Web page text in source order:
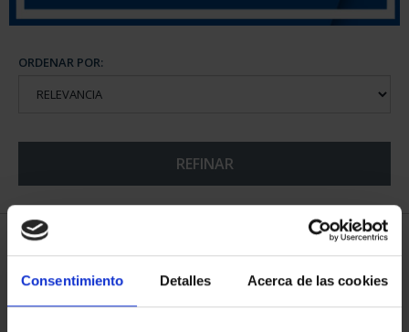
Consentimiento Detalles Acerca de las cookies
ORDENAR POR:
REFINAR
5 Productos encontrados